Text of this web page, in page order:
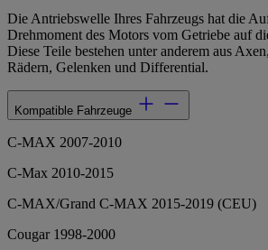
Die Antriebswelle Ihres Fahrzeugs hat die
Drehmoment des Motors vom Getriebe auf
Diese Teile bestehen unter anderem aus
Rädern, Gelenken und Differential.
Kompatible Fahrzeuge
C-MAX 2007-2010
C-Max 2010-2015
C-MAX/Grand C-MAX 2015-2019 (CEU)
Cougar 1998-2000